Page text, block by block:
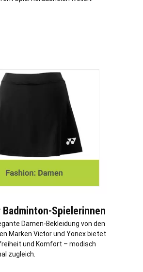
Badminton-Spielerinnen
Damen-Bekleidung von den
Marken Victor und Yonex bietet
und Komfort – modisch
zugleich.